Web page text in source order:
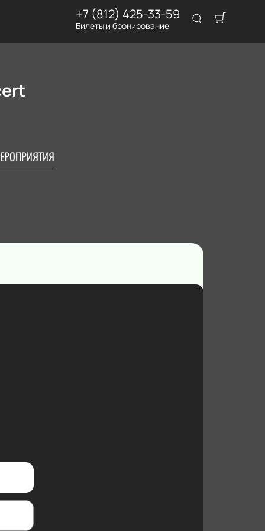
+7 (812) 425-33-59
Билеты и бронирование